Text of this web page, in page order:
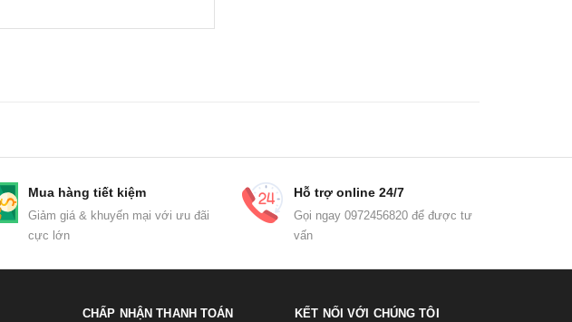
Mua hàng tiết kiệm
Giảm giá & khuyến mại với ưu đãi
cực lớn
Hỗ trợ online 24/7
Gọi ngay 0972456820 để được tư
vấn
CHẤP NHẬN THANH TOÁN KẾT NỐI VỚI CHÚNG TÔI